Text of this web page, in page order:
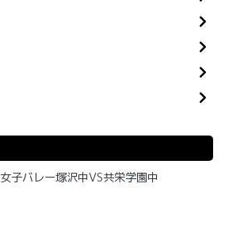
女子バレー塚沢中VS共栄学園中